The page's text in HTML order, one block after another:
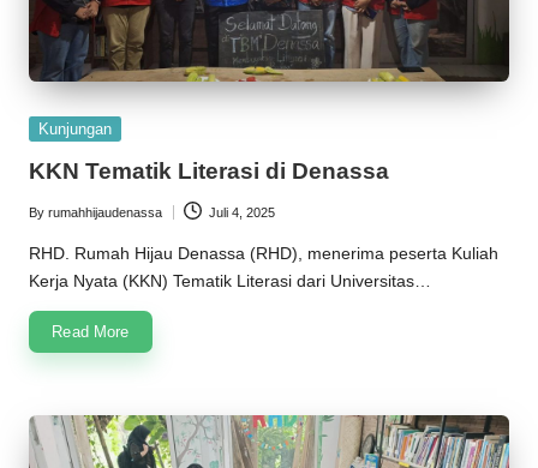
Posted
Kunjungan
KKN Tematik Literasi di Denassa
Posted
by
By rumahhijaudenassa Juli 4, 2025
RHD. Rumah Hijau Denassa (RHD), menerima peserta Kuliah
Kerja Nyata (KKN) Tematik Literasi dari Universitas…
Read More